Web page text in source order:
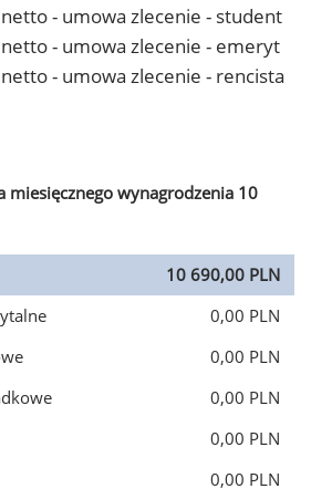
- umowa zlecenie - student
- umowa zlecenie - emeryt
- umowa zlecenie - rencista
miesięcznego wynagrodzenia 10
10 690,00 PLN
0,00 PLN
0,00 PLN
0,00 PLN
0,00 PLN
0,00 PLN